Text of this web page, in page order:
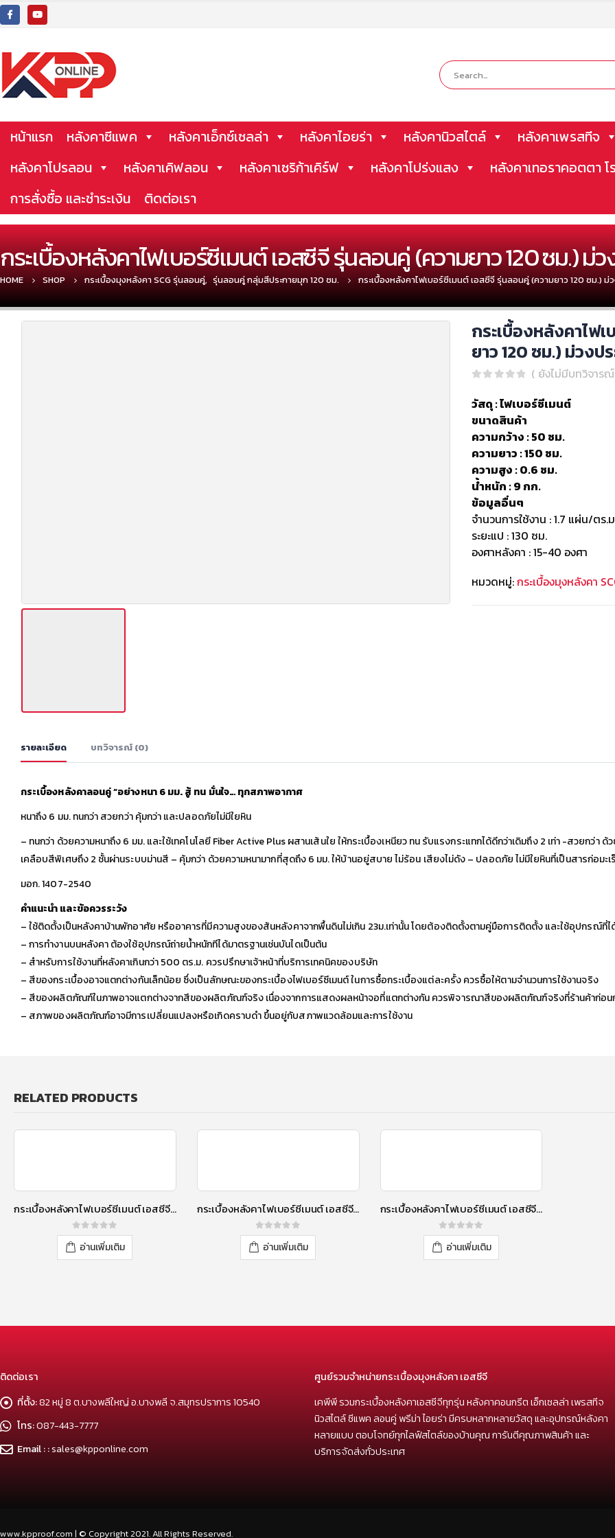
หน้าแรก หลังคาซีแพค หลังคาเอ็กซ์เซลล่า หลังคาไอยร่า หลังคานิวสไตล์ หลังคาเพรสทีจ
หลังคาโปรลอน
หลังคาเคิฟลอน หลังคาเซริก้าเคิร์ฟ หลังคาโปร่งแสง หลังคาเทอราคอตตา โ
การสั่งซื้อ และชำระเงิน
ติดต่อเรา
กระเบื้องหลังคาไฟเบอร์ซีเมนต์ เอสซีจี รุ่นลอนคู่ (ความยาว 120 ซม.) ม่
HOME SHOP กระเบื้องมุงหลังคา SCG รุ่นลอนคู่, รุ่นลอนคู่ กลุ่มสีประกายมุก 120 ซม. กระเบื้องหลังคาไฟเบอร์ซีเมนต์ เอสซีจี รุ่นลอนคู่ (ความยาว 120 ซม.) ม่
กระเบื้องหลังคาไฟ
ยาว 120 ซม.) ม่วงป
( ยังไม่มีบทวิจาร
วัสดุ : ไฟเบอร์ซีเมนต์
ขนาดสินค้า
ความกว้าง : 50 ซม.
ความยาว : 150 ซม.
ความสูง : 0.6 ซม.
น้ำหนัก : 9 กก.
ข้อมูลอื่นๆ
จำนวนการใช้งาน : 1.7 แผ่น/ตร.
ระยะแป : 130 ซม.
องศาหลังคา : 15-40 องศา
หมวดหมู่:กระเบื้องมุงหลังคา
รายละเอียด บทวิจารณ์ (0)
กระเบื้องหลังคาลอนคู่ “อย่างหนา 6 มม. สู้ ทน มั่นใจ… ทุกสภาพอากาศ
หนาถึง 6 มม. ทนกว่า สวยกว่า คุ้มกว่า และปลอดภัยไม่มีใยหิน
– ทนกว่า ด้วยความหนาถึง 6 มม. และใช้เทคโนโลยี Fiber Active Plus ผสานเส้นใย ให้กระเบื้องเหนียว ทน รับแรงกระแทกได้ดีกว่าเดิมถึง 2 เท่า -สวยกว่
เคลือบสีพิเศษถึง 2 ชั้นผ่านระบบม่านสี – คุ้มกว่า ด้วยความหนามากที่สุดถึง 6 มม. ให้บ้านอยู่สบาย ไม่ร้อน เสียงไม่ดัง – ปลอดภัย ไม่มีใยหินที่เป็นสารก่อม
มอก. 1407-2540
คำแนะนำ และข้อควรระวัง
– ใช้ติดตั้งเป็นหลังคาบ้านพักอาศัย หรืออาคารที่มีความสูงของสันหลังคาจากพื้นดินไม่เกิน 23ม.เท่านั้น โดยต้องติดตั้งตามคู่มือการติดตั้ง และใช้อุปกรณ์ที่
– การทำงานบนหลังคา ต้องใช้อุปกรณ์ถ่ายน้ำหนักทีได้มาตรฐานเช่นบันไดเป็นต้น
– สำหรับการใช้งานที่หลังคาเกินกว่า 500 ตร.ม. ควรปรึกษาเจ้าหน้าที่บริการเทคนิคของบริษัท
– สีของกระเบื้องอาจแตกต่างกันเล็กน้อย ซึ่งเป็นลักษณะของกระเบื้องไฟเบอร์ซีเมนต์ ในการซื้อกระเบื้องแต่ละครั้ง ควรซื้อให้ตามจำนวนการใช้งานจริง
– สีของผลิตภัณฑ์ในภาพอาจแตกต่างจากสีของผลิตภัณฑ์จริง เนื่องจากการแสดงผลหน้าจอที่แตกต่างกัน ควรพิจารณาสีของผลิตภัณฑ์จริงที่ร้านค้าก่อน
– สภาพของผลิตภัณฑ์อาจมีการเปลี่ยนแปลงหรือเกิดคราบดำ ขึ้นอยู่กับสภาพแวดล้อมและการใช้งาน
RELATED PRODUCTS
กระเบื้องหลังคาไฟเบอร์ซีเมนต์ เอสซีจี รุ่นลอนคู่ (ความยาว 120 ซม.) เขียวประกายมุก
0out of 5
อ่านเพิ่มเติม
กระเบื้องหลังคาไฟเบอร์ซีเมนต์ เอสซีจี รุ่นลอนคู่ (ความยาว 120 ซม.) ส้มประกายมุก
0out of 5
อ่านเพิ่มเติม
กระเบื้องหลังคาไฟเบอร์ซีเมนต์ เอสซีจี รุ่นลอนคู่ (ความยาว 120 ซม.) แดงประกายมุก
0out of 5
อ่านเพิ่มเติม
ติดต่อเรา
ที่ตั้ง:82 หมู่ 8 ต.บางพลีใหญ่ อ.บางพลี จ.สมุทรปราการ 10540
โทร:087-443-7777
Email : :sales@kpponline.com
ศูนย์รวมจำหน่ายกระเบื้องมุงหลังคา เอสซีจี
เคพีพี รวมกระเบื้องหลังคาเอสซีจีทุกรุ่น หลังคาคอนกรีต เอ็กเซลล่า เพรสทีจ
นิวสไตล์ ซีแพค ลอนคู่ พรีม่า ไอยร่า มีครบหลากหลายวัสดุ และอุปกรณ์หลังคา
หลายแบบ ตอบโจทย์ทุกไลฟ์สไตล์ของบ้านคุณ การันตีคุณภาพสินค้า และ
บริการจัดส่งทั่วประเทศ
www.kpproof.com | © Copyright 2021. All Rights Reserved.